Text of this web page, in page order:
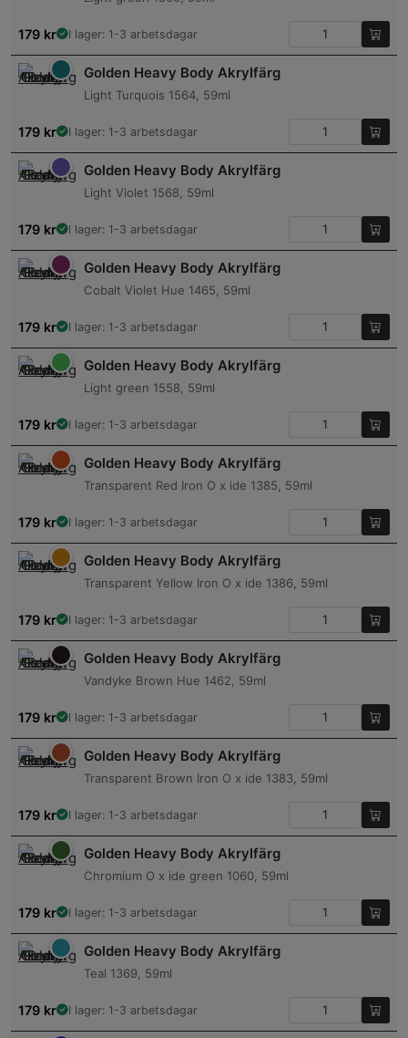
179 kr I lager: 1-3 arbetsdagar
Golden Heavy Body Akrylfärg
Light Turquois 1564, 59ml
179 kr I lager: 1-3 arbetsdagar
Golden Heavy Body Akrylfärg
Light Violet 1568, 59ml
179 kr I lager: 1-3 arbetsdagar
Golden Heavy Body Akrylfärg
Cobalt Violet Hue 1465, 59ml
179 kr I lager: 1-3 arbetsdagar
Golden Heavy Body Akrylfärg
Light green 1558, 59ml
179 kr I lager: 1-3 arbetsdagar
Golden Heavy Body Akrylfärg
Transparent Red Iron O x ide 1385, 59ml
179 kr I lager: 1-3 arbetsdagar
Golden Heavy Body Akrylfärg
Transparent Yellow Iron O x ide 1386, 59ml
179 kr I lager: 1-3 arbetsdagar
Golden Heavy Body Akrylfärg
Vandyke Brown Hue 1462, 59ml
179 kr I lager: 1-3 arbetsdagar
Golden Heavy Body Akrylfärg
Transparent Brown Iron O x ide 1383, 59ml
179 kr I lager: 1-3 arbetsdagar
Golden Heavy Body Akrylfärg
Chromium O x ide green 1060, 59ml
179 kr I lager: 1-3 arbetsdagar
Golden Heavy Body Akrylfärg
Teal 1369, 59ml
179 kr I lager: 1-3 arbetsdagar